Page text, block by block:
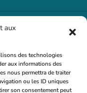
aux
des technologies
aux informations des
nous permettra de traiter
ou les ID uniques
son consentement peut
?
n'hésitez
heureux de vous
délais.